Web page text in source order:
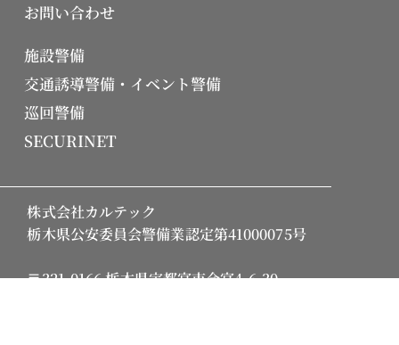
お問い合わせ
施設警備
交通誘導警備・イベント警備
巡回警備
SECURINET
株式会社カルテック
栃木県公安委員会警備業認定第41000075号
〒321-0166 栃木県宇都宮市今宮4-6-30